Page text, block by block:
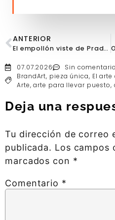
ANTERIOR
El empollón viste de Prada y se ríe en la cara del lujo
07.07.2026 Sin
BrandArt, pieza única, El
Arte,arte para llevar puesto,
Deja una
Tu dirección de correo
publicada. Los campos
marcados con *
Comentario *